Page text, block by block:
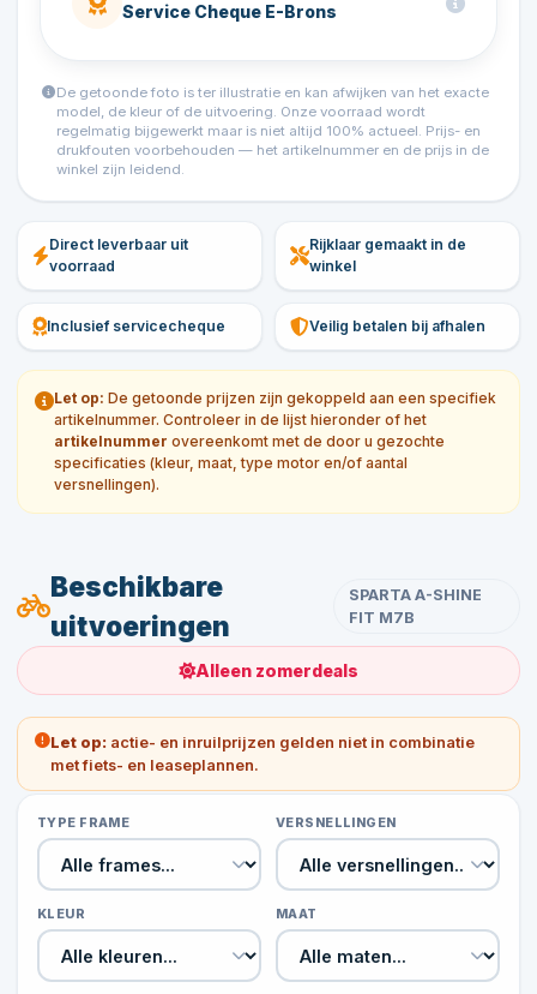
Service Cheque E-Brons
De getoonde foto is ter illustratie en kan afwijken van het exacte
model, de kleur of de uitvoering. Onze voorraad wordt
regelmatig bijgewerkt maar is niet altijd 100% actueel. Prijs- en
drukfouten voorbehouden — het artikelnummer en de prijs in de
winkel zijn leidend.
Direct leverbaar uit
voorraad
Rijklaar gemaakt in de
winkel
Inclusief servicecheque Veilig betalen bij afhalen
Let op: De getoonde prijzen zijn gekoppeld aan een specifiek
artikelnummer. Controleer in de lijst hieronder of het
artikelnummer overeenkomt met de door u gezochte
specificaties (kleur, maat, type motor en/of aantal
versnellingen).
Beschikbare
uitvoeringen
SPARTA A-SHINE
FIT M7B
Alleen zomerdeals
Let op: actie- en inruilprijzen gelden niet in combinatie
met fiets- en leaseplannen.
TYPE FRAME VERSNELLINGEN
KLEUR MAAT